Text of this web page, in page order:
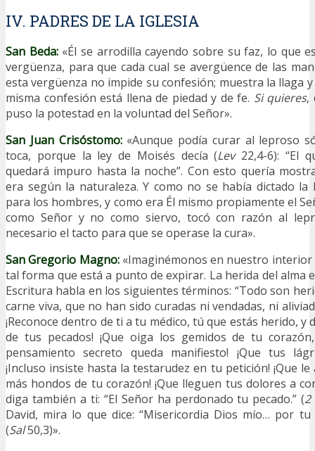
IV. PADRES DE LA IGLESIA
San Beda: «Él se arrodilla cayendo sobre su faz, lo que
vergüenza, para que cada cual se avergüence de las
esta vergüenza no impide su confesión; muestra la llaga
misma confesión está llena de piedad y de fe. Si quieres,
puso la potestad en la voluntad del Señor».
San Juan Crisóstomo: «Aunque podía curar al leproso
toca, porque la ley de Moisés decía (Lev22,4-6): “El
quedará impuro hasta la noche”. Con esto quería
era según la naturaleza. Y como no se había dictado la
para los hombres, y como era Él mismo propiamente el
como Señor y no como siervo, tocó con razón al
necesario el tacto para que se operase la cura».
San Gregorio Magno: «Imaginémonos en nuestro
tal forma que está a punto de expirar. La herida del alma
Escritura habla en los siguientes términos: “Todo son
carne viva, que no han sido curadas ni vendadas, ni
¡Reconoce dentro de ti a tu médico, tú que estás herido, y
de tus pecados! ¡Que oiga los gemidos de tu
pensamiento secreto queda manifiesto! ¡Que tus
¡Incluso insiste hasta la testarudez en tu petición! ¡Que
más hondos de tu corazón! ¡Que lleguen tus dolores a
diga también a ti: “El Señor ha perdonado tu pecado.” (2
David, mira lo que dice: “Misericordia Dios mío… por tu
(Sal50,3)».